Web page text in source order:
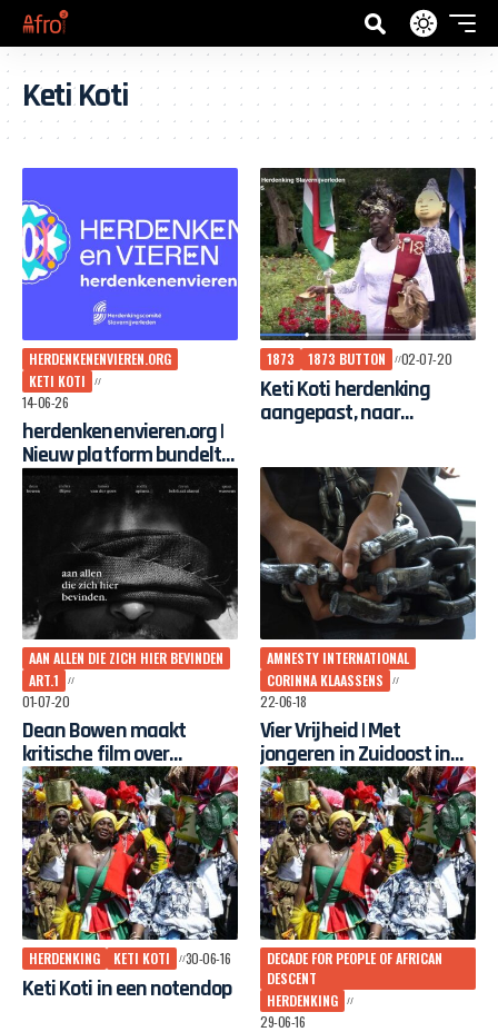
Keti Koti
HERDENKENENVIEREN.ORG
KETI KOTI
14-06-26
herdenkenenvieren.org |
Nieuw platform bundelt
herdenkingen en
vieringen rond
slavernijverleden
1873 1873 BUTTON 02-07-20
Keti Koti herdenking
aangepast, naar
AAN ALLEN DIE ZICH HIER BEVINDEN
ART.1
01-07-20
Dean Bowen maakt
kritische film over
Nederlands koloniaal
verleden: ‘aan allen die
zich hier bevinden’
AMNESTY INTERNATIONAL
CORINNA KLAASSENS
22-06-18
Vier Vrijheid | Met
jongeren in Zuidoost in
gesprek over vrij zijn en je
vrij voelen
HERDENKING KETI KOTI 30-06-16
Keti Koti in een notendop
DECADE FOR PEOPLE OF AFRICAN
DESCENT
HERDENKING
29-06-16